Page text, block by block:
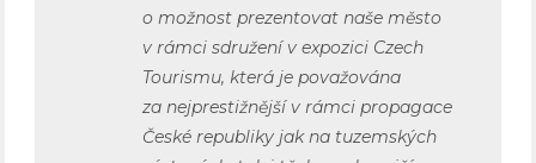
o možnost prezentovat naše město
v rámci sdružení v expozici Czech
Tourismu, která je považována
za nejprestižnější v rámci propagace
České republiky jak na tuzemských